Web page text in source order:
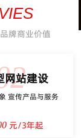
牌商业价值
网站建设
宣传产品与服务
元/3年起